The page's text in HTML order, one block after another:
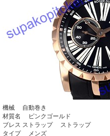
機械 自動巻き
材質名 ピンクゴールド
ブレス ストラップ ストラップ
タイプ メンズ